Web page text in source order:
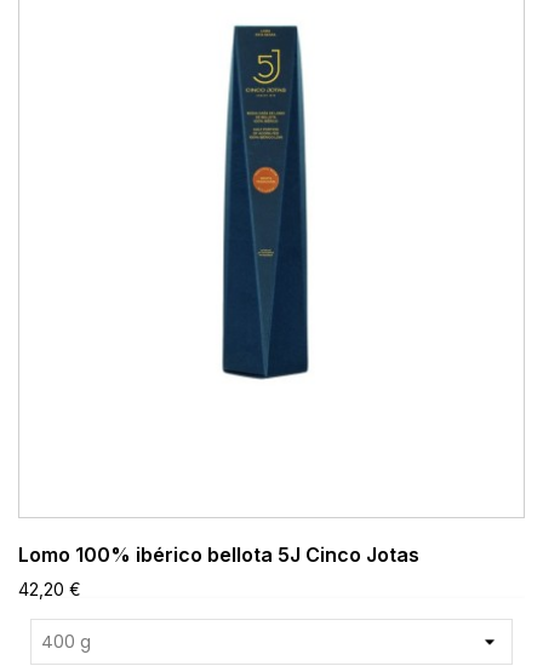
Lomo 100% ibérico bellota 5J Cinco Jotas
42,20 €